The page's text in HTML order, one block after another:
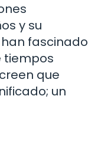
y su
han fascinado
tiempos
que
un